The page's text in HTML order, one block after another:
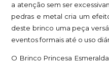
a atenção sem ser
pedras e metal cria um
deste brinco uma peça
eventos formais até o uso
O Brinco Princesa